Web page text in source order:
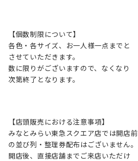
【個数制限について】
各色・各サイズ、お一人様一点までと
させていただきます。
数に限りがございますので、なくなり
次第終了となります。
【店頭販売における注意事項】
みなとみらい東急スクエア店では開店前
の並び列・整理券配布はございません。
開店後、直接店舗までご来店いただけ